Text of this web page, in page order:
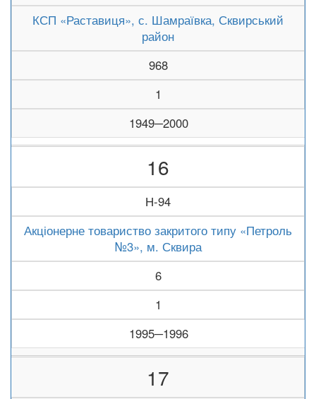
КСП «Раставиця», с. Шамраївка, Сквирський
район
968
1
1949─2000
16
Н-94
Акціонерне товариство закритого типу «Петроль
№3», м. Сквира
6
1
1995─1996
17